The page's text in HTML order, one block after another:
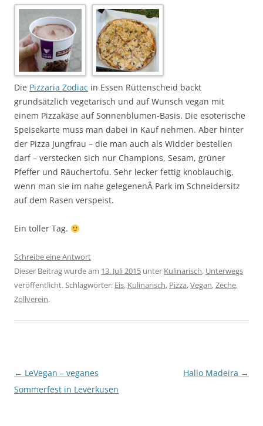
Die Pizzaria Zodiac in Essen Rüttenscheid backt
grundsätzlich vegetarisch und auf Wunsch vegan mit
einem Pizzakäse auf Sonnenblumen-Basis. Die esoterische
Speisekarte muss man dabei in Kauf nehmen. Aber hinter
der Pizza Jungfrau – die man auch als Widder bestellen
darf – verstecken sich nur Champions, Sesam, grüner
Pfeffer und Räuchertofu. Sehr lecker fettig knoblauchig,
wenn man sie im nahe gelegenenÂ Park im Schneidersitz
auf dem Rasen verspeist.
Ein toller Tag.
Schreibe eine Antwort
Dieser Beitrag wurde am 13. Juli 2015 unter Kulinarisch, Unterwegs
veröffentlicht. Schlagwörter: Eis, Kulinarisch, Pizza,Vegan,Zeche,
Zollverein.
Beitragsnavigation
← LeVegan – veganes
Sommerfest in Leverkusen
Hallo Madeira →